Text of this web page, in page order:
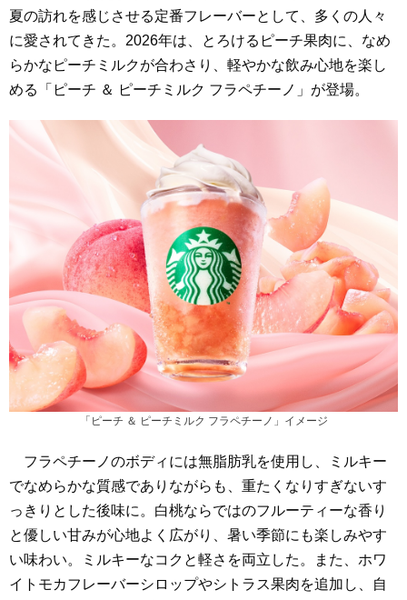
夏の訪れを感じさせる定番フレーバーとして、多くの人々
に愛されてきた。2026年は、とろけるピーチ果肉に、なめ
らかなピーチミルクが合わさり、軽やかな飲み心地を楽し
める「ピーチ ＆ ピーチミルク フラペチーノ」が登場。
「ピーチ ＆ ピーチミルク フラペチーノ」イメージ
フラペチーノのボディには無脂肪乳を使用し、ミルキー
でなめらかな質感でありながらも、重たくなりすぎないす
っきりとした後味に。白桃ならではのフルーティーな香り
と優しい甘みが心地よく広がり、暑い季節にも楽しみやす
い味わい。ミルキーなコクと軽さを両立した。また、ホワ
イトモカフレーバーシロップやシトラス果肉を追加し、自